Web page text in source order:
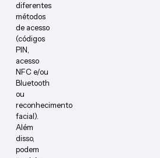
diferentes
métodos
de acesso
(códigos
PIN,
acesso
NFC e/ou
Bluetooth
ou
reconhecimento
facial).
Além
disso,
podem